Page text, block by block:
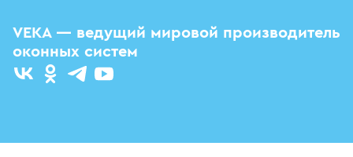
VEKA — ведущий мировой производитель
оконных систем